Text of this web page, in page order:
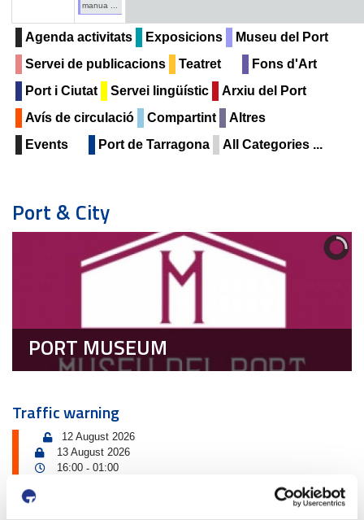
manua ...
Agenda activitats Exposicions
Museu del Port
Servei de publicacions
Teatret
Fons d'Art
Port i Ciutat
Servei lingüístic
Arxiu del Port
Avís de circulació
Compartint
Altres
Events
Port de Tarragona All Categories ...
Port & City
PORT MUSEUM
Traffic warning
12 August 2026
13 August 2026
16:00 - 01:00